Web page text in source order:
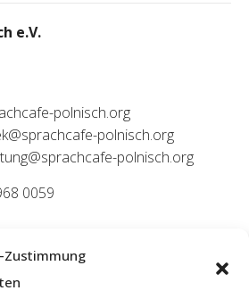
Zustimmung
e.V.
polnisch.org
polnisch.org
polnisch.org
0059